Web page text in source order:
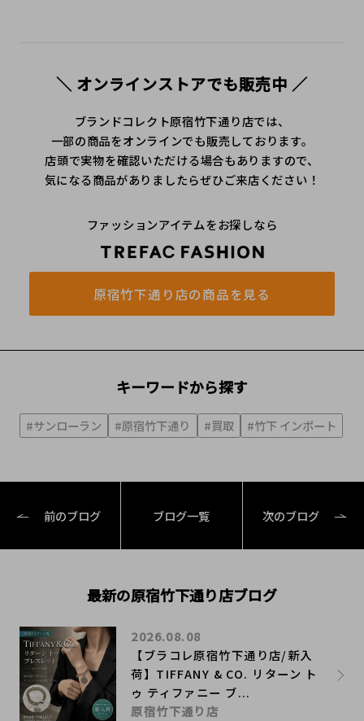
＼ オンラインストアでも販売中 ／
ブランドコレクト原宿竹下通り店では、
一部の商品をオンラインでも販売しております。
店頭で実物を確認いただける場合もありますので、
気になる商品がありましたらぜひご来店ください！
ファッションアイテムをお探しなら
原宿竹下通り店の商品を見る
キーワードから探す
#サンローラン #原宿竹下通り #買取 #竹下 インポート
前のブログ ブログ一覧 次のブログ
最新の原宿竹下通り店ブログ
【ブラコレ原宿竹下通り店/新入
荷】TIFFANY & CO. リターン ト
ゥ ティファニー ブ...
2026.08.08
原宿竹下通り店